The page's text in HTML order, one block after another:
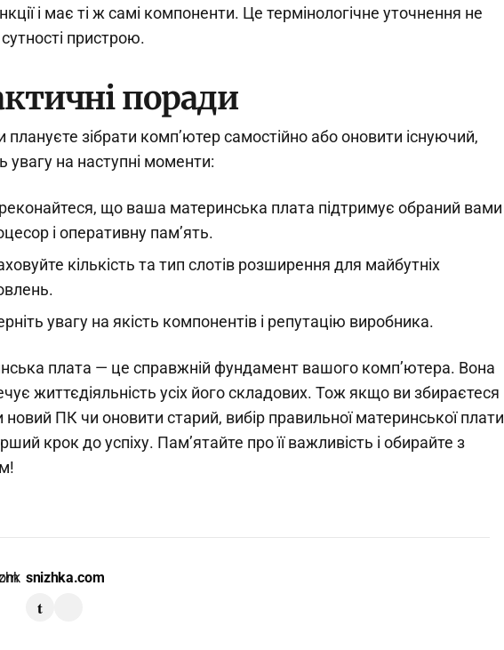
і має ті ж самі компоненти. Це термінологічне уточнення не
пристрою.
поради
плануєте зібрати комп’ютер самостійно або оновити існуючий,
увагу на наступні моменти:
що ваша материнська плата підтримує обраний вами
і оперативну пам’ять.
кількість та тип слотів розширення для майбутніх
увагу на якість компонентів і репутацію виробника.
плата — це справжній фундамент вашого комп’ютера. Вона
життєдіяльність усіх його складових. Тож якщо ви збираєтеся
новий ПК чи оновити старий, вибір правильної материнської плати
крок до успіху. Пам’ятайте про її важливість і обирайте з
snizhka.com
t